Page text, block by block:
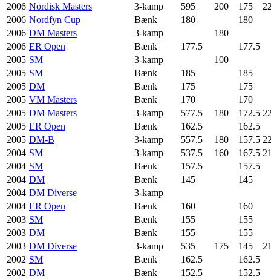
2006 Nordisk Masters 3-kamp 595 200 175
2006 Nordfyn Cup Bænk 180
180
2006 DM Masters 3-kamp
180
2006 ER Open Bænk 177.5
177.5
2005 SM 3-kamp
100
2005 SM Bænk 185
185
2005 DM Bænk 175
175
2005 VM Masters Bænk 170
170
2005 DM Masters 3-kamp 577.5 180 172.5
2005 ER Open Bænk 162.5
162.5
2005 DM-B 3-kamp 557.5 180 157.5
2004 SM 3-kamp 537.5 160 167.5
2004 SM Bænk 157.5
157.5
2004 DM Bænk 145
145
2004 DM Diverse
3-kamp
2004 ER Open Bænk 160
160
2003 SM Bænk 155
155
2003 DM Bænk 155
155
2003 DM Diverse 3-kamp 535 175 145
2002 SM Bænk 162.5
162.5
2002 DM Bænk 152.5 152.5